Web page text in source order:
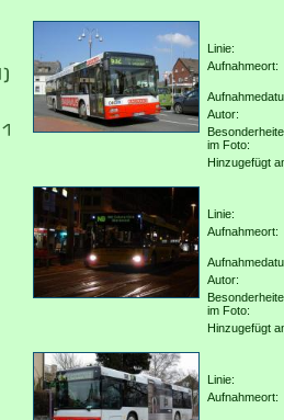
Linie:
Aufnahmeort:
Autor:
im Foto:
Hinzugefügt
Linie:
Aufnahmeort:
Autor:
im Foto:
Hinzugefügt
Linie:
Aufnahmeort: